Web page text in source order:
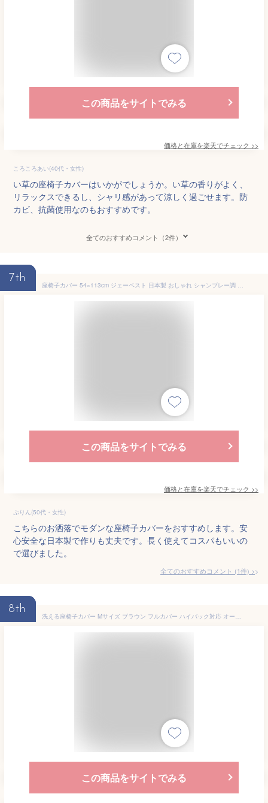
この商品をサイトでみる
価格と在庫を楽天でチェック >>
ころころあい(40代・女性)
い草の座椅子カバーはいかがでしょうか。い草の香りがよく、
リラックスできるし、シャリ感があって涼しく過ごせます。防
カビ、抗菌使用なのもおすすめです。
全てのおすすめコメント（2件）
7th
座椅子カバー 54×113cm ジェーベスト 日本製 おしゃれ シャンブレー調 ざっくり 素材感 ナチュラル モダン インテリア 和室 両面共生地 1cmステッチ仕様 座いすカバー 座イスカバー リクライニングフロアチェア 国産
この商品をサイトでみる
価格と在庫を楽天でチェック >>
ぷりん(50代・女性)
こちらのお洒落でモダンな座椅子カバーをおすすめします。安
心安全な日本製で作りも丈夫です。長く使えてコスパもいいの
で選びました。
全てのおすすめコメント (1件) >
8th
洗える座椅子カバー Mサイズ ブラウン フルカバー ハイバック対応 オールシーズン 一年中使える しっかり生地 裏面ブラック (M_BR)
この商品をサイトでみる